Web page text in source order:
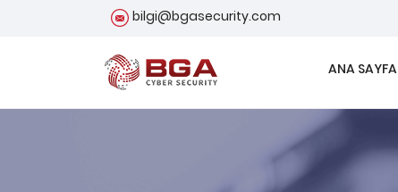
bilgi@bgasecurity.com
ANA SAYFA